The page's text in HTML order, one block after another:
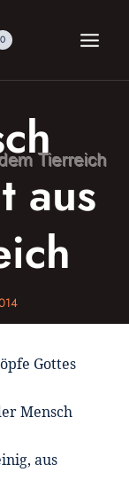
0
aus
Gottes
Mensch
aus